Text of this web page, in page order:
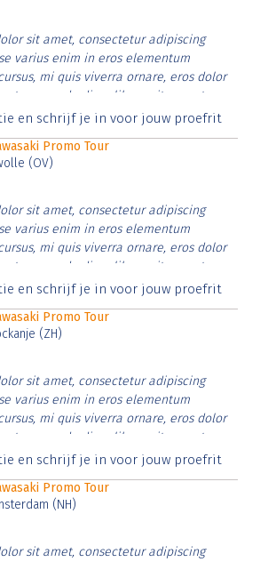
sit amet, consectetur adipiscing
varius enim in eros elementum
mi quis viverra ornare, eros dolor
ut commodo diam libero vitae erat.
nibh et justo cursus id rutrum lorem
en schrijf je in voor jouw proefrit
Promo Tour
(OV)
sit amet, consectetur adipiscing
varius enim in eros elementum
mi quis viverra ornare, eros dolor
ut commodo diam libero vitae erat.
nibh et justo cursus id rutrum lorem
en schrijf je in voor jouw proefrit
Promo Tour
(ZH)
sit amet, consectetur adipiscing
varius enim in eros elementum
mi quis viverra ornare, eros dolor
ut commodo diam libero vitae erat.
nibh et justo cursus id rutrum lorem
en schrijf je in voor jouw proefrit
Promo Tour
(NH)
sit amet, consectetur adipiscing